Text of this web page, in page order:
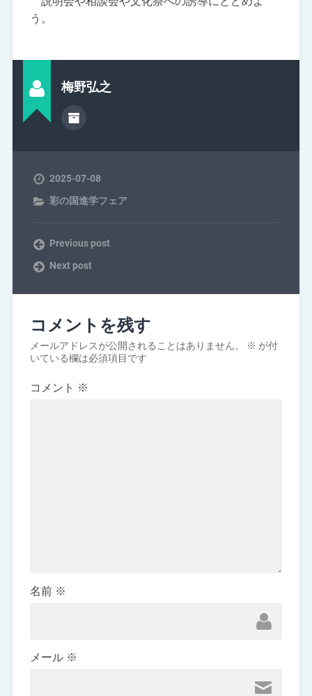
う。
梅野弘之
2025-07-08
彩の国進学フェア
Previous post
Next post
コメントを残す
メールアドレスが公開されることはありません。 ※ が付
いている欄は必須項目です
コメント ※
名前 ※
メール ※